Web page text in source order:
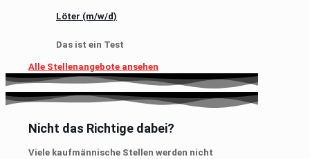
Löter (m/w/d)
Das ist ein Test
Alle Stellenangebote ansehen
Nicht das Richtige dabei?
Viele kaufmännische Stellen werden nicht